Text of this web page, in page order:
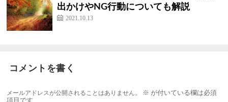
出かけやNG行動についても解説
2021.10.13
コメントを書く
メールアドレスが公開されることはありません。 ※ が付いている欄は必須